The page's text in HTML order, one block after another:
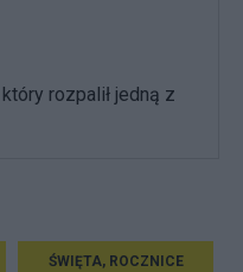
rozpalił jedną z
ŚWIĘTA, ROCZNICE